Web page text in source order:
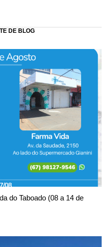
DE BLOG
do Taboado (08 a 14 de